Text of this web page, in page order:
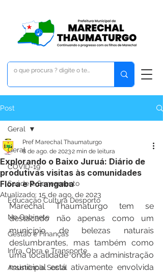
Post
Geral
COVID-19
Saúde e Saneamento
Educação Cultura Desporto
No Gabinete
Gestão e Finanças
Infra, Obra e Transporte
Assistência Social
Geral
Explorando o Baixo Juruá: Diário de
produtivas visitas às comunidades
Flora e Porangaba
Pref Marechal Thaumaturgo
8 de ago. de 20232 min de leitura
Atualizado: 15 de ago. de 2023
Marechal Thaumaturgo tem se
destacado não apenas como um
município de belezas naturais
deslumbrantes, mas também como
uma localidade onde a administração
municipal está ativamente envolvida